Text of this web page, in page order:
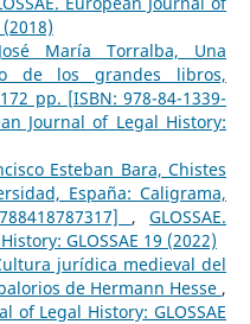
José María Torralba, Una
de los grandes libros,
pp. [ISBN: 978-84-1339-
Journal of Legal History:
Esteban Bara, Chistes
España: Caligrama,
,GLOSSAE.
GLOSSAE 19 (2022)
jurídica medieval del
de Hermann Hesse ,
of Legal History: GLOSSAE